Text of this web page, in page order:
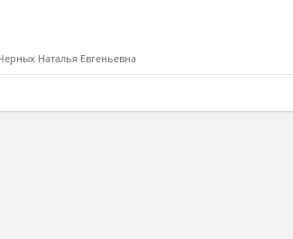
Наталья Евгеньевна